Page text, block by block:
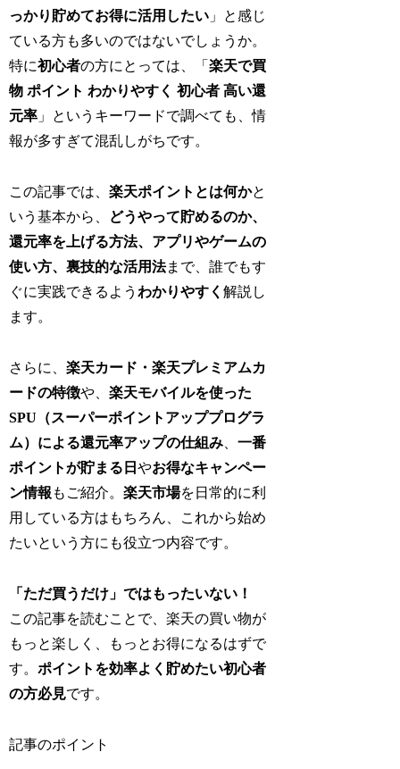
っかり貯めてお得に活用したい 」と感じ
ている方も多いのではないでしょうか。
特に初心者の方にとっては、「楽天で買
物 ポイント わかりやすく 初心者 高い還
元率 」というキーワードで調べても、情
報が多すぎて混乱しがちです。
この記事では、楽天ポイントとは何かと
いう基本から、
どうやって貯めるのか、
還元率を上げる方法、アプリやゲームの
使い方、裏技的な活用法まで、誰でもす
ぐに実践できるようわかりやすく解説し
ます。
さらに、楽天カード・楽天プレミアムカ
ードの特徴や、楽天モバイルを使った
SPU（スーパーポイントアッププログラ
ム）による還元率アップの仕組み 、一番
ポイントが貯まる日やお得なキャンペー
ン情報 もご紹介。楽天市場を日常的に利
用している方はもちろん、これから始め
たいという方にも役立つ内容です。
「ただ買うだけ」ではもったいない！
この記事を読むことで、楽天の買い物が
もっと楽しく、もっとお得になるはずで
す。ポイントを効率よく貯めたい初心者
の方必見です。
記事のポイント